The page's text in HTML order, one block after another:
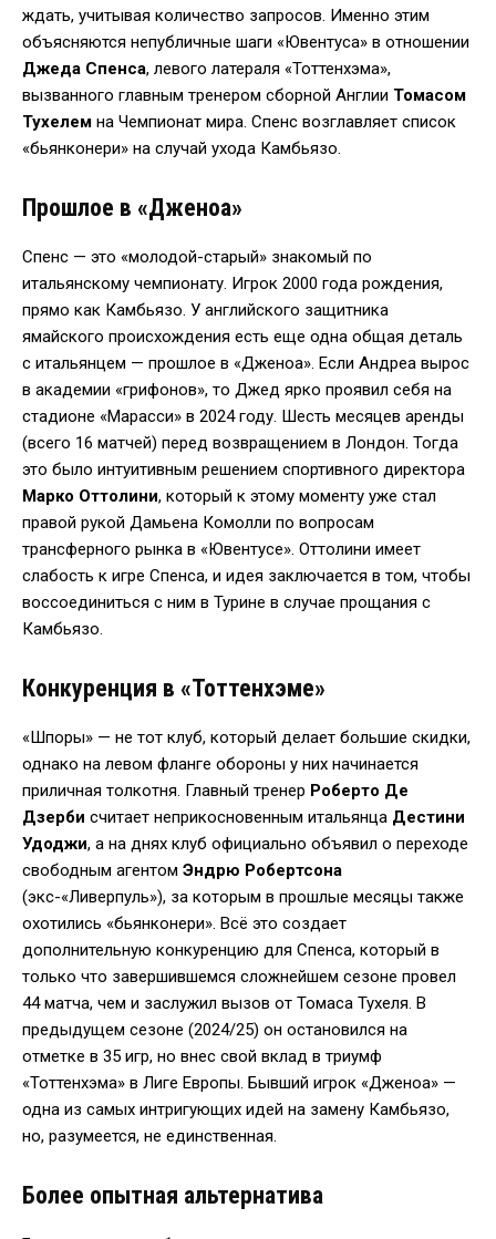
ждать, учитывая количество запросов. Именно этим
объясняются непубличные шаги «Ювентуса» в отношении
Джеда Спенса, левого латераля «Тоттенхэма»,
вызванного главным тренером сборной Англии Томасом
Тухелем на Чемпионат мира. Спенс возглавляет список
«бьянконери» на случай ухода Камбьязо.
Прошлое в «Дженоа»
Спенс — это «молодой-старый» знакомый по
итальянскому чемпионату. Игрок 2000 года рождения,
прямо как Камбьязо. У английского защитника
ямайского происхождения есть еще одна общая деталь
с итальянцем — прошлое в «Дженоа». Если Андреа вырос
в академии «грифонов», то Джед ярко проявил себя на
стадионе «Марасси» в 2024 году. Шесть месяцев аренды
(всего 16 матчей) перед возвращением в Лондон. Тогда
это было интуитивным решением спортивного директора
Марко Оттолини, который к этому моменту уже стал
правой рукой Дамьена Комолли по вопросам
трансферного рынка в «Ювентусе». Оттолини имеет
слабость к игре Спенса, и идея заключается в том, чтобы
воссоединиться с ним в Турине в случае прощания с
Камбьязо.
Конкуренция в «Тоттенхэме»
«Шпоры» — не тот клуб, который делает большие скидки,
однако на левом фланге обороны у них начинается
приличная толкотня. Главный тренер Роберто Де
Дзерби считает неприкосновенным итальянца Дестини
Удоджи, а на днях клуб официально объявил о переходе
свободным агентом Эндрю Робертсона
(экс-«Ливерпуль»), за которым в прошлые месяцы также
охотились «бьянконери». Всё это создает
дополнительную конкуренцию для Спенса, который в
только что завершившемся сложнейшем сезоне провел
44 матча, чем и заслужил вызов от Томаса Тухеля. В
предыдущем сезоне (2024/25) он остановился на
отметке в 35 игр, но внес свой вклад в триумф
«Тоттенхэма» в Лиге Европы. Бывший игрок «Дженоа» —
одна из самых интригующих идей на замену Камбьязо,
но, разумеется, не единственная.
Более опытная альтернатива